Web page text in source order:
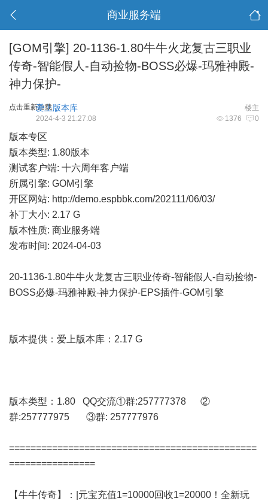
商业服务端
[GOM引擎] 20-1136-1.80牛牛火龙复古三职业
传奇-智能假人-自动捡物-BOSS必爆-玛雅神殿-
神力保护-
点击重新加载 楼主
爱上版本库
1376 0
2024-4-3 21:27:08
版本专区
版本类型: 1.80版本
测试客户端: 十六周年客户端
所属引擎: GOM引擎
开区网站: http://demo.espbbk.com/202111/06/03/
补丁大小: 2.17 G
版本性质: 商业服务端
发布时间: 2024-04-03
20-1136-1.80牛牛火龙复古三职业传奇-智能假人-自动捡物-
BOSS必爆-玛雅神殿-神力保护-EPS插件-GOM引擎
版本提供：爱上版本库：2.17 G
版本类型：1.80 QQ交流①群:257777378 ②
群:257777975 ③群: 257777976
==============================================
================
【牛牛传奇】：|元宝充值1=10000回收1=20000！全新玩